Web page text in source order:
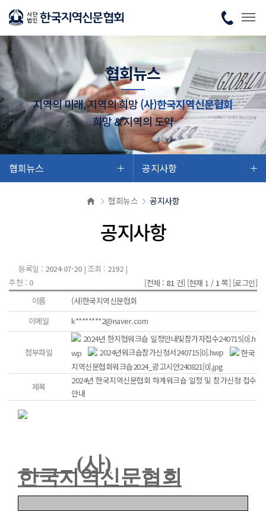
협회뉴스
지역의 미래, 지역의 희망(사)한국지역신문협회
희망 & 지역의 도약
협회뉴스 공지사항
협회뉴스 공지사항
공지사항
등록일 : 2024-07-20| 조회 : 2192|
추천 : 0 [전체 : 81 건] [현재 1 / 1 쪽] [로그인]
이름
(사)한국지역신문협회
이메일
k********2@naver.com
첨부파일
2024년 한지협워크숍 일정안내및참가자접수240715[0].h
wp
2024년워크숍참가신청서240715[0].hwp
한국
지역신문협회워크숍2024_광고시안240821[0].jpg
제목
2024년 한국지역신문협회 하계워크숍 일정 및 참가신청 접수
안내
(사)
한국지역신문협회